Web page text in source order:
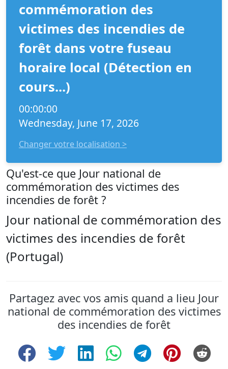
commémoration des
victimes des incendies de
forêt dans votre fuseau
horaire local (Détection en
cours...)
00:00:00
Wednesday, June 17, 2026
Changer votre localisation >
Qu'est-ce que Jour national de
commémoration des victimes des
incendies de forêt ?
Jour national de commémoration des
victimes des incendies de forêt
(Portugal)
Partagez avec vos amis quand a lieu Jour
national de commémoration des victimes
des incendies de forêt